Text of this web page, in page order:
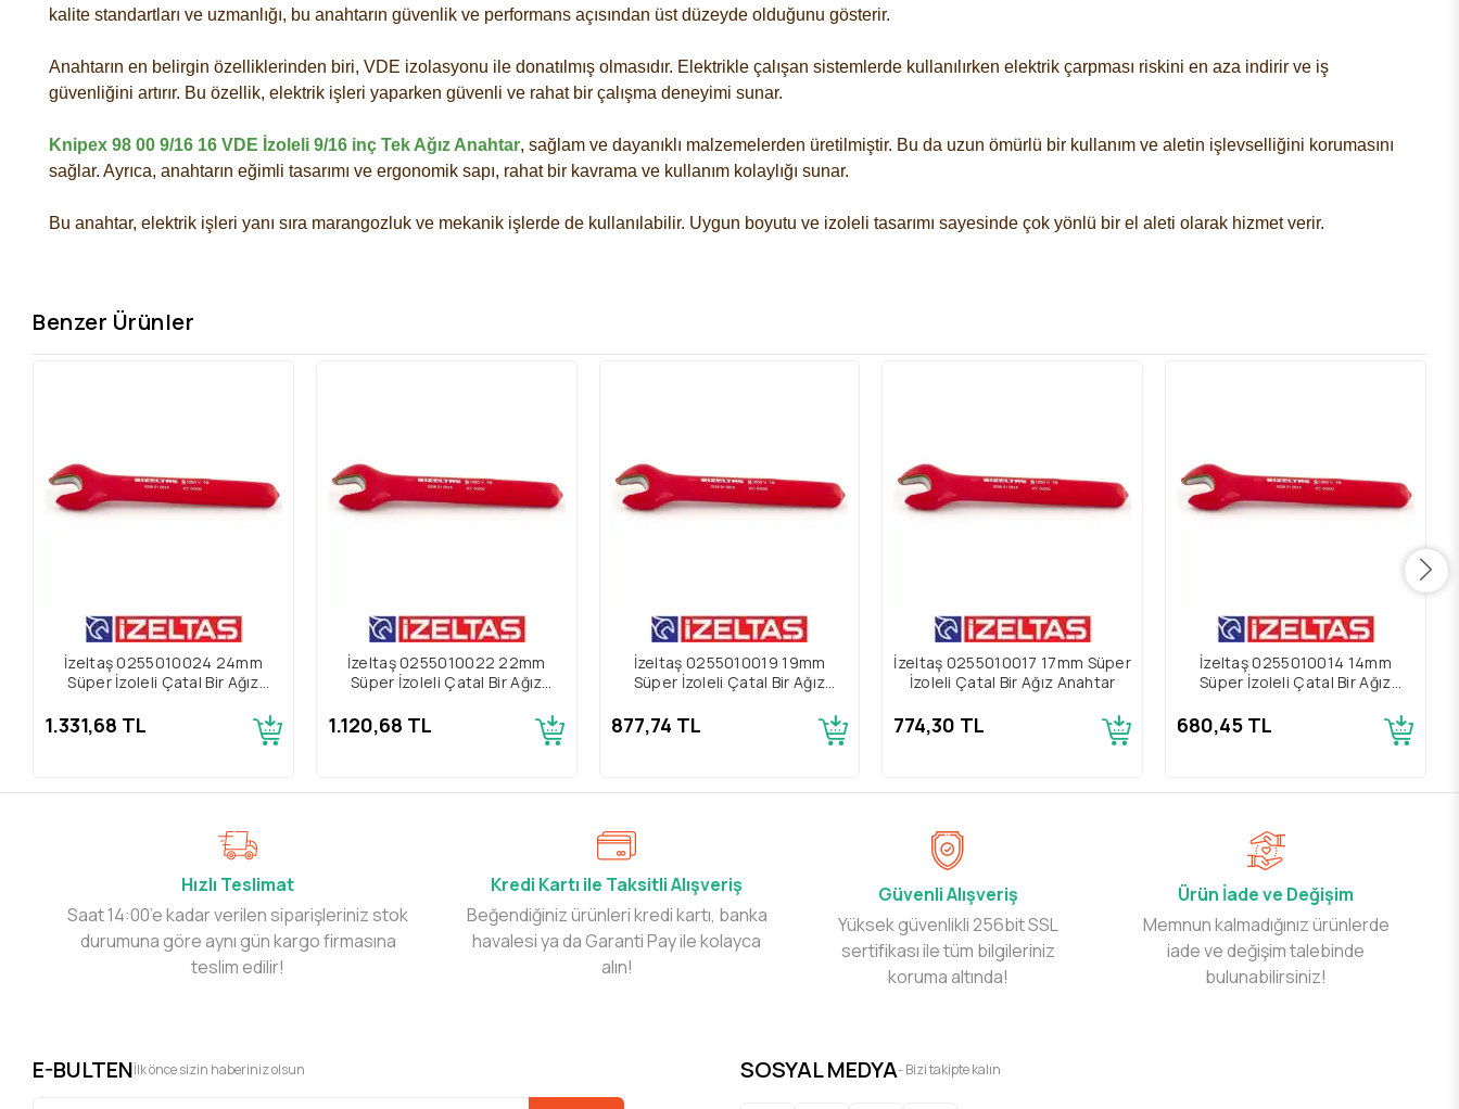
kalite standartları ve uzmanlığı, bu anahtarın güvenlik ve performans açısından üst düzeyde olduğunu gösterir.
Anahtarın en belirgin özelliklerinden biri, VDE izolasyonu ile donatılmış olmasıdır. Elektrikle çalışan sistemlerde kullanılırken elektrik çarpması riskini en aza indirir ve iş
güvenliğini artırır. Bu özellik, elektrik işleri yaparken güvenli ve rahat bir çalışma deneyimi sunar.
Knipex 98 00 9/16 16 VDE İzoleli 9/16 inç Tek Ağız Anahtar, sağlam ve dayanıklı malzemelerden üretilmiştir. Bu da uzun ömürlü bir kullanım ve aletin işlevselliğini korumasını
sağlar. Ayrıca, anahtarın eğimli tasarımı ve ergonomik sapı, rahat bir kavrama ve kullanım kolaylığı sunar.
Bu anahtar, elektrik işleri yanı sıra marangozluk ve mekanik işlerde de kullanılabilir. Uygun boyutu ve izoleli tasarımı sayesinde çok yönlü bir el aleti olarak hizmet verir.
Benzer Ürünler
İzeltaş 0255010024 24mm
Süper İzoleli Çatal Bir Ağız
1.331,68 TL
İzeltaş 0255010022 22mm
Süper İzoleli Çatal Bir Ağız
1.120,68 TL
İzeltaş 0255010019 19mm
Süper İzoleli Çatal Bir Ağız
877,74 TL
İzeltaş 0255010017 17mm Süper
İzoleli Çatal Bir Ağız Anahtar
774,30 TL
İzeltaş 0255010014 14mm
Süper İzoleli Çatal Bir Ağız
680,45 TL
Hızlı Teslimat
Saat 14:00’e kadar verilen siparişleriniz stok
durumuna göre aynı gün kargo firmasına
teslim edilir!
Kredi Kartı ile Taksitli Alışveriş
Beğendiğiniz ürünleri kredi kartı, banka
havalesi ya da Garanti Pay ile kolayca
alın!
Güvenli Alışveriş
Yüksek güvenlikli 256bit SSL
sertifikası ile tüm bilgileriniz
koruma altında!
Ürün İade ve Değişim
Memnun kalmadığınız ürünlerde
iade ve değişim talebinde
bulunabilirsiniz!
E-BULTENİlk önce sizin haberiniz olsun SOSYAL MEDYA- Bizi takipte kalın